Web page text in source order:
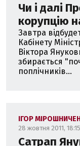
Чи і далі
корупцію
Завтра
Кабінету
Віктора
збирається
поплічників...
ІГОР
28 жовтня 2011, 18:15
Сатрап